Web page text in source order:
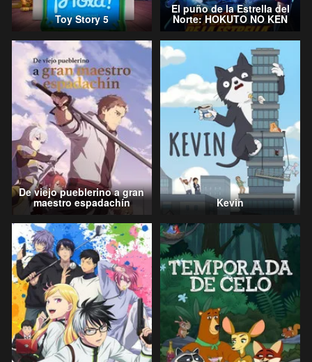
Toy Story 5
El puño de la Estrella del
Norte: HOKUTO NO KEN
De viejo pueblerino a gran
maestro espadachín Kevin